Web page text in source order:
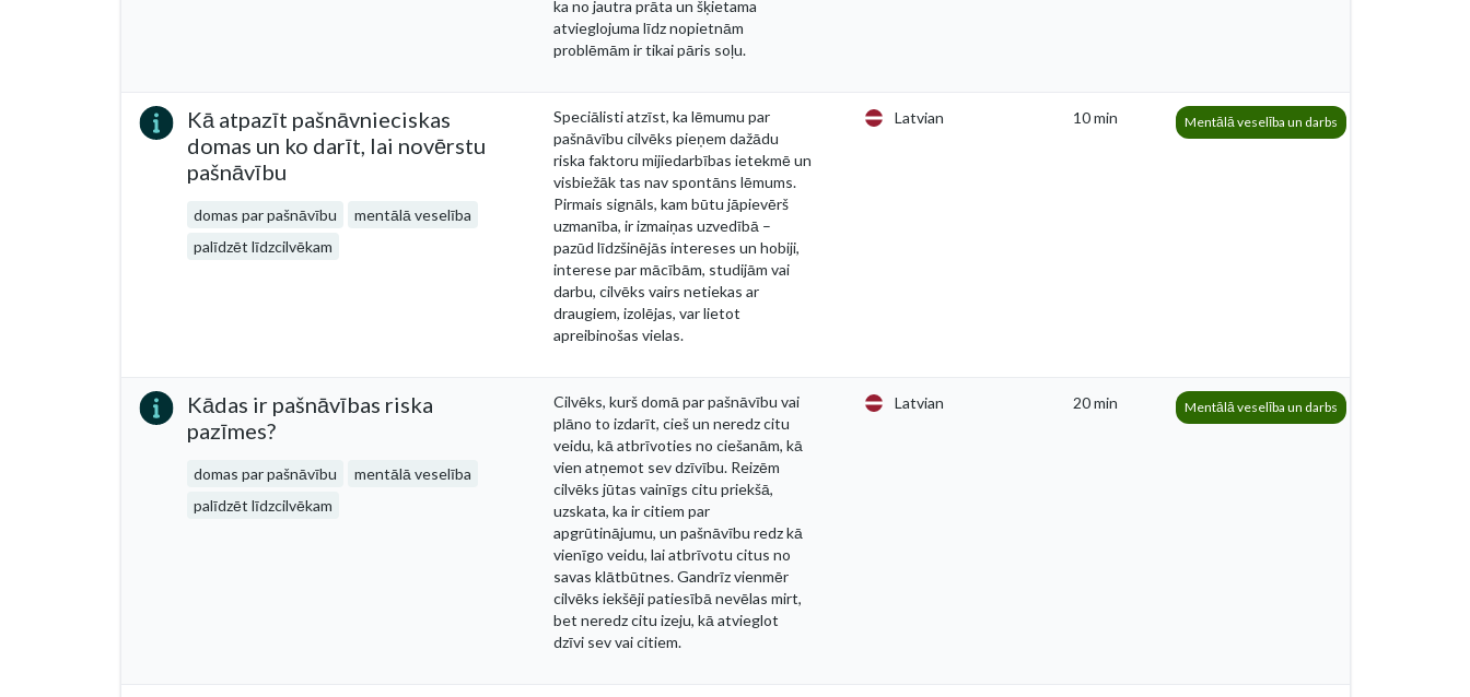
ka no jautra prāta un šķietama
atvieglojuma līdz nopietnām
problēmām ir tikai pāris soļu.
Kā atpazīt pašnāvnieciskas
domas un ko darīt, lai novērstu
pašnāvību
domas par pašnāvību
mentālā veselība
palīdzēt līdzcilvēkam
Speciālisti atzīst, ka lēmumu par
pašnāvību cilvēks pieņem dažādu
riska faktoru mijiedarbības ietekmē un
visbiežāk tas nav spontāns lēmums.
Pirmais signāls, kam būtu jāpievērš
uzmanība, ir izmaiņas uzvedībā –
pazūd līdzšinējās intereses un hobiji,
interese par mācībām, studijām vai
darbu, cilvēks vairs netiekas ar
draugiem, izolējas, var lietot
apreibinošas vielas.
Latvian 10 min Mentālā veselība un darbs
Kādas ir pašnāvības riska
pazīmes?
domas par pašnāvību
mentālā veselība
palīdzēt līdzcilvēkam
Cilvēks, kurš domā par pašnāvību vai
plāno to izdarīt, cieš un neredz citu
veidu, kā atbrīvoties no ciešanām, kā
vien atņemot sev dzīvību. Reizēm
cilvēks jūtas vainīgs citu priekšā,
uzskata, ka ir citiem par
apgrūtinājumu, un pašnāvību redz kā
vienīgo veidu, lai atbrīvotu citus no
savas klātbūtnes. Gandrīz vienmēr
cilvēks iekšēji patiesībā nevēlas mirt,
bet neredz citu izeju, kā atvieglot
dzīvi sev vai citiem.
Latvian 20 min Mentālā veselība un darbs